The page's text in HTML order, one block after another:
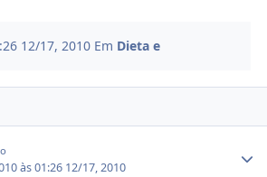
12/17, 2010 Em Dieta e
às 01:26 12/17, 2010